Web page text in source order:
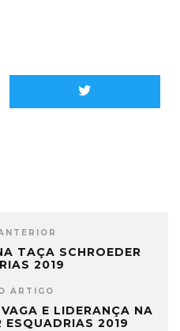
TAÇA SCHROEDER
2019
ARTIGO
E LIDERANÇA NA
ESQUADRIAS 2019